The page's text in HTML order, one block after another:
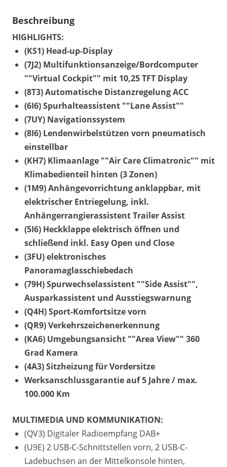
Beschreibung
HIGHLIGHTS:
(KS1) Head-up-Display
(7J2) Multifunktionsanzeige/Bordcomputer
""Virtual Cockpit"" mit 10,25 TFT Display
(8T3) Automatische Distanzregelung ACC
(6I6) Spurhalteassistent ""Lane Assist""
(7UY) Navigationssystem
(8I6) Lendenwirbelstützen vorn pneumatisch
einstellbar
(KH7) Klimaanlage ""Air Care Climatronic"" mit
Klimabedienteil hinten (3 Zonen)
(1M9) Anhängevorrichtung anklappbar, mit
elektrischer Entriegelung, inkl.
Anhängerrangierassistent Trailer Assist
(5I6) Heckklappe elektrisch öffnen und
schließend inkl. Easy Open und Close
(3FU) elektronisches
Panoramaglasschiebedach
(79H) Spurwechselassistent ""Side Assist"",
Ausparkassistent und Ausstiegswarnung
(Q4H) Sport-Komfortsitze vorn
(QR9) Verkehrszeichenerkennung
(KA6) Umgebungsansicht ""Area View"" 360
Grad Kamera
(4A3) Sitzheizung für Vordersitze
Werksanschlussgarantie auf 5 Jahre / max.
100.000 Km
MULTIMEDIA UND KOMMUNIKATION:
(QV3) Digitaler Radioempfang DAB+
(U9E) 2 USB-C-Schnittstellen vorn, 2 USB-C-
Ladebuchsen an der Mittelkonsole hinten,